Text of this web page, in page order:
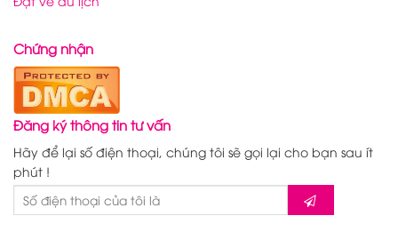
Chứng nhận
Đăng ký thông tin tư vấn
Hãy để lại số điện thoại, chúng tôi sẽ gọi lại cho bạn sau ít
phút !